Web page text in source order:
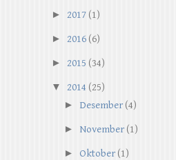
► 2017 (1)
► 2016 (6)
► 2015 (34)
▼
2014 (25)
► Desember (4)
► November (1)
► Oktober (1)